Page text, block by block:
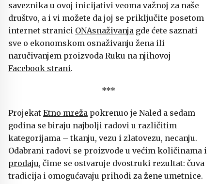
saveznika u ovoj inicijativi veoma važnoj za naše
društvo, a i vi možete da joj se priključite posetom
internet stranici ONAsnaživanja gde ćete saznati
sve o ekonomskom osnaživanju žena ili
naručivanjem proizvoda Ruku na njihovoj
Facebook strani.
***
Projekat Etno mreža pokrenuo je Naled a sedam
godina se biraju najbolji radovi u različitim
kategorijama – tkanju, vezu i zlatovezu, necanju.
Odabrani radovi se proizvode u većim količinama i
prodaju, čime se ostvaruje dvostruki rezultat: čuva
tradicija i omogućavaju prihodi za žene umetnice.